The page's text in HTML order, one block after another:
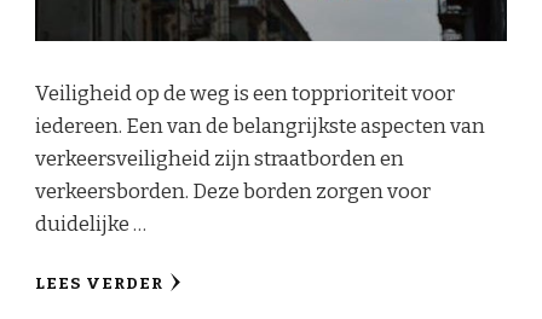
Veiligheid op de weg is een topprioriteit voor
iedereen. Een van de belangrijkste aspecten van
verkeersveiligheid zijn straatborden en
verkeersborden. Deze borden zorgen voor
duidelijke …
LEES VERDER